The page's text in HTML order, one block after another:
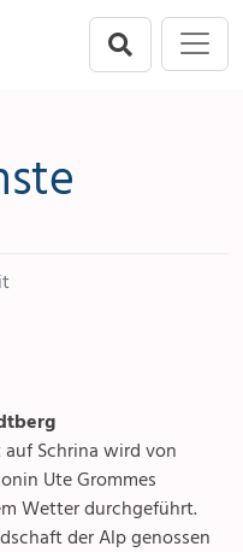
Schrina wird von
Ute Grommes
Wetter durchgeführt.
der Alp genossen